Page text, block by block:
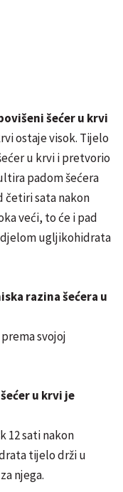
šećer u krvi
ostaje visok. Tijelo
u krvi i pretvorio
padom šećera
četiri sata nakon
veći, to će i pad
ugljikohidrata
razina šećera u
svojoj
u krvi je
12 sati nakon
tijelo drži u
njega.